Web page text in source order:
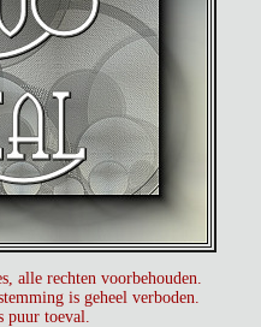
alle rechten voorbehouden.
is geheel verboden.
puur toeval.